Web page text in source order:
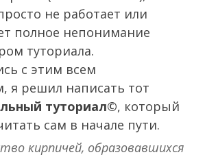
не работает или
полное непонимание
туториала.
с этим всем
я решил написать тот
туториал©, который
сам в начале пути.
кирпичей, образовавшихся